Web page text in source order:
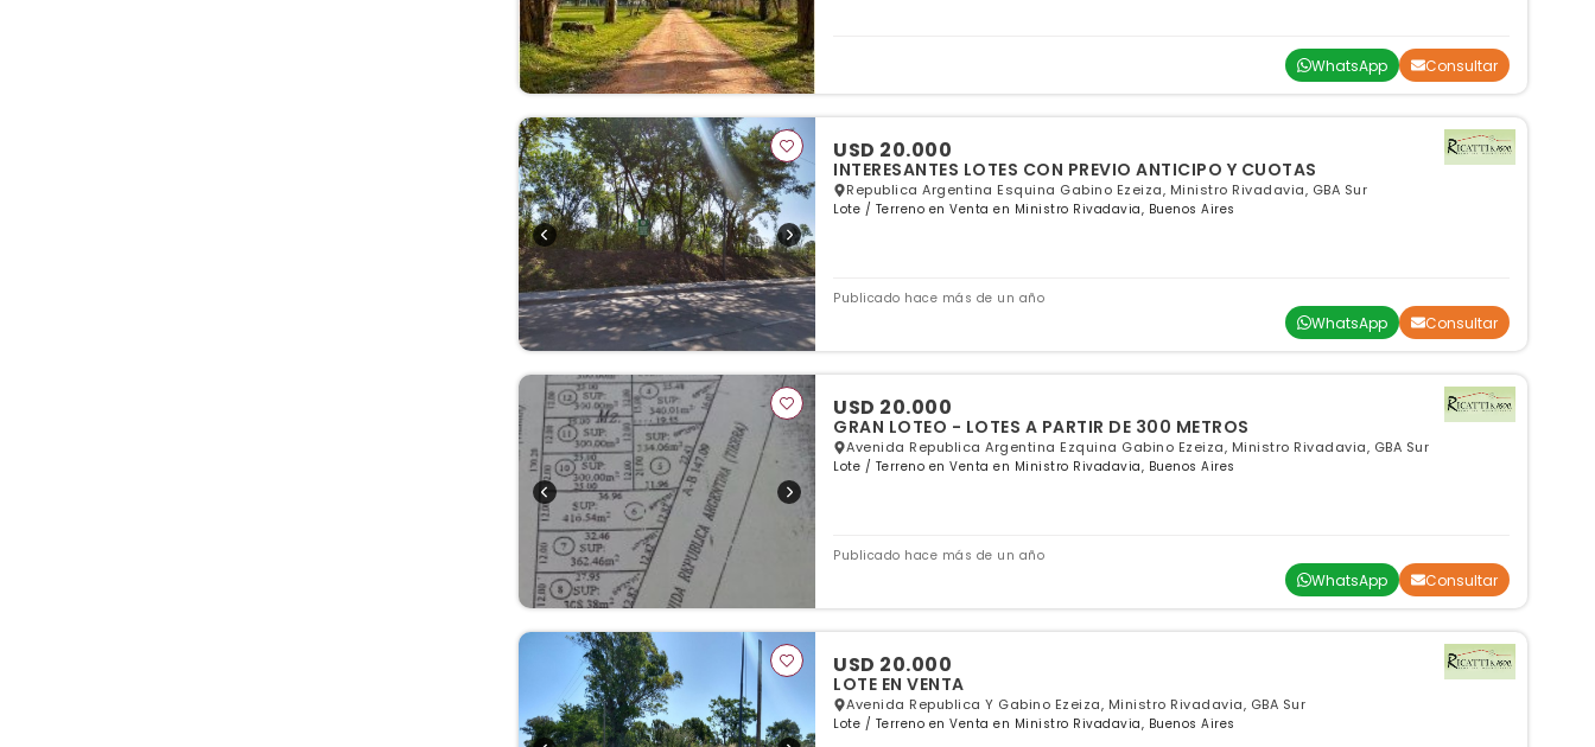
WhatsApp Consultar
USD 20.000
INTERESANTES LOTES CON PREVIO ANTICIPO Y CUOTAS
Republica Argentina Esquina Gabino Ezeiza, Ministro Rivadavia, GBA Sur
Lote / Terreno en Venta en Ministro Rivadavia, Buenos Aires
Publicado hace más de un año
WhatsApp Consultar
USD 20.000
GRAN LOTEO - LOTES A PARTIR DE 300 METROS
Avenida Republica Argentina Ezquina Gabino Ezeiza, Ministro Rivadavia, GBA Sur
Lote / Terreno en Venta en Ministro Rivadavia, Buenos Aires
Publicado hace más de un año
WhatsApp Consultar
USD 20.000
LOTE EN VENTA
Avenida Republica Y Gabino Ezeiza, Ministro Rivadavia, GBA Sur
Lote / Terreno en Venta en Ministro Rivadavia, Buenos Aires